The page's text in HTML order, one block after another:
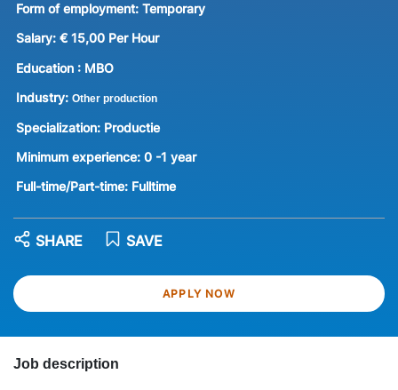
Form of employment: Temporary
Salary: € 15,00 Per Hour
Education : MBO
Industry: Other production
Specialization: Productie
Minimum experience: 0 -1 year
Full-time/Part-time: Fulltime
APPLY NOW
SAVE
SHARE
Job description